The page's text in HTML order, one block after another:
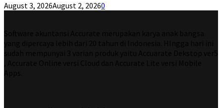
August 3, 2026August 2, 20260